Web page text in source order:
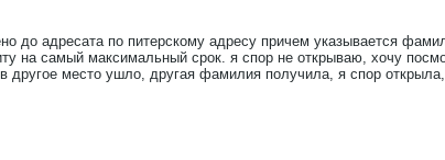
до адресата по питерскому адресу причем указывается
на самый максимальный срок. я спор не открываю, хочу
другое место ушло, другая фамилия получила, я спор